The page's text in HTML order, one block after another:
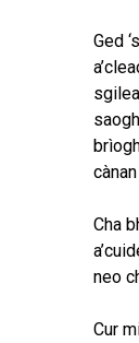
Ged
Cha
neo
Cur